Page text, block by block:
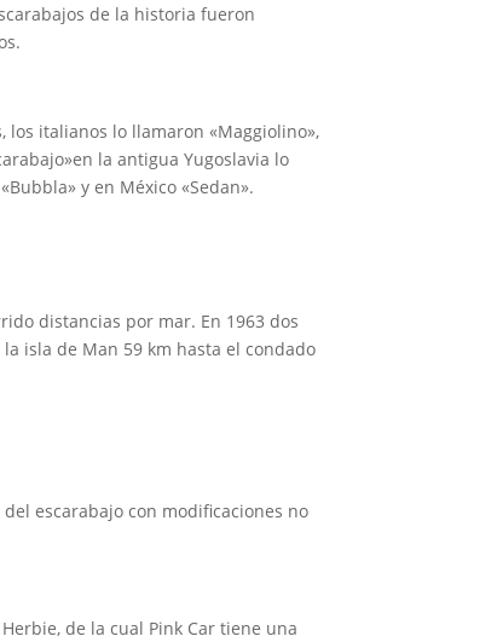
de la historia fueron
italianos lo llamaron «Maggiolino»,
la antigua Yugoslavia lo
y en México «Sedan».
distancias por mar. En 1963 dos
isla de Man 59 km hasta el condado
escarabajo con modificaciones no
de la cual Pink Car tiene una